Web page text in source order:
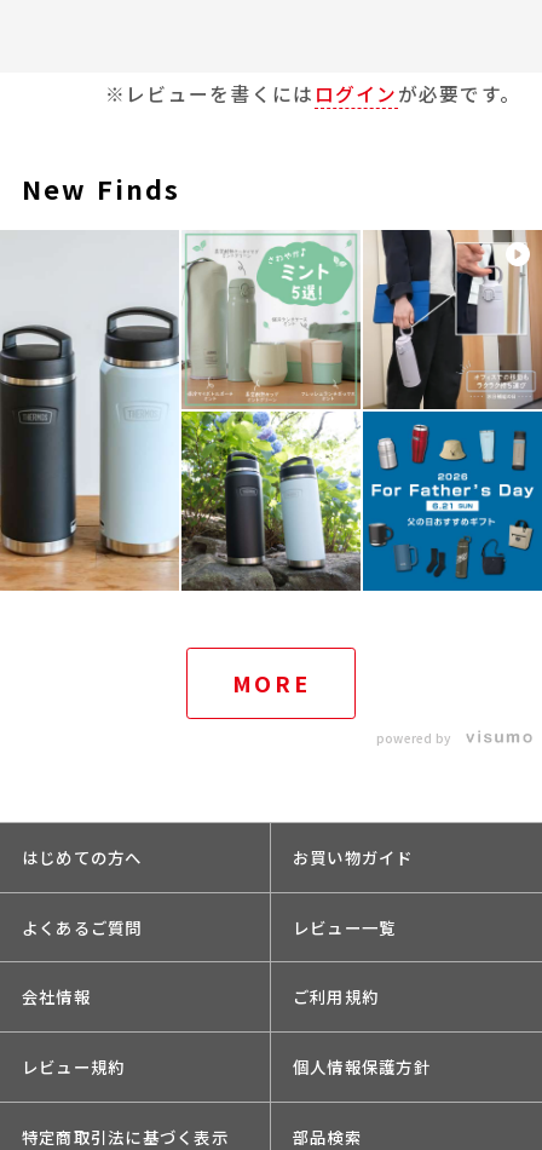
※レビューを書くには ログインが必要です。
New Finds
MORE
powered by
はじめての方へ お買い物ガイド
よくあるご質問 レビュー一覧
会社情報 ご利用規約
レビュー規約 個人情報保護方針
特定商取引法に基づく表示 部品検索